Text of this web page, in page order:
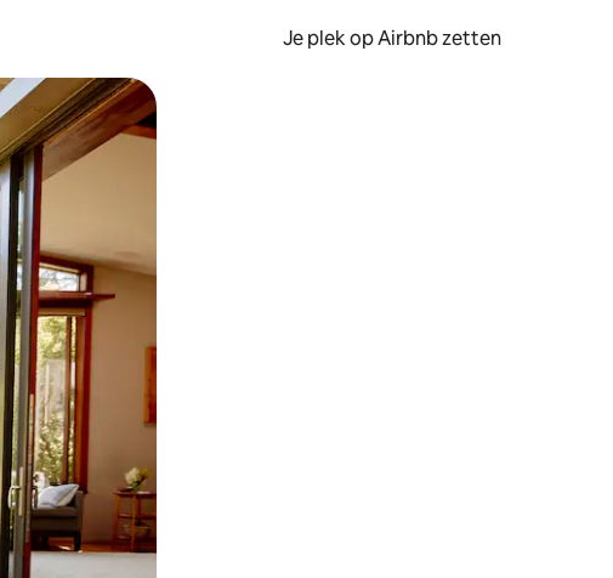
Je plek op Airbnb zetten
te tikken of swipen.